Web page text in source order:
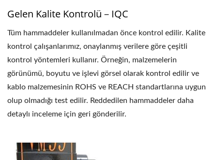
Gelen Kalite Kontrolü－IQC
Tüm hammaddeler kullanılmadan önce kontrol edilir. Kalite
kontrol çalışanlarımız, onaylanmış verilere göre çeşitli
kontrol yöntemleri kullanır. Örneğin, malzemelerin
görünümü, boyutu ve işlevi görsel olarak kontrol edilir ve
kablo malzemesinin ROHS ve REACH standartlarına uygun
olup olmadığı test edilir. Reddedilen hammaddeler daha
detaylı inceleme için geri gönderilir.